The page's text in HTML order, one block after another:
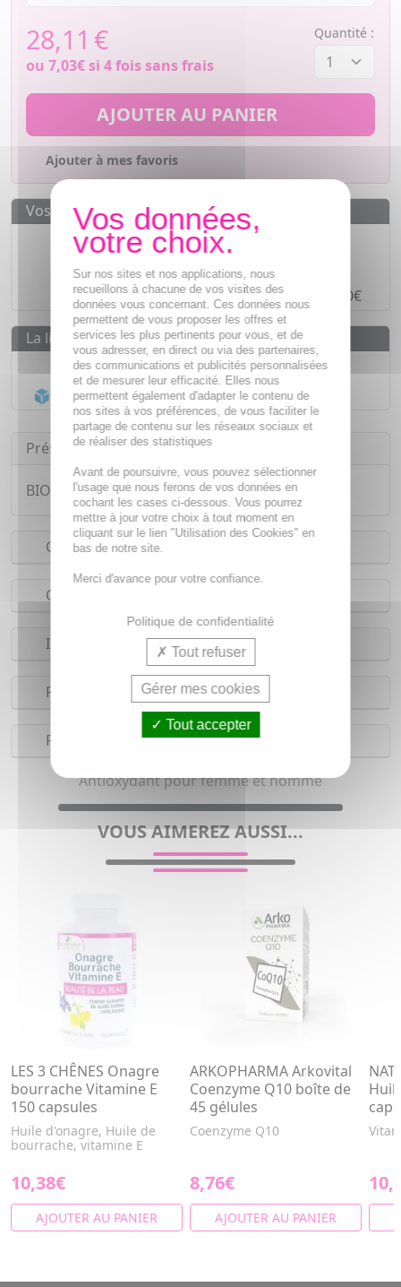
28,11 €
ou 7,03€si 4 fois sans frais
Quantité :
AJOUTER AU PANIER
Ajouter à mes favoris
Vos avantages
Des prixIMBATTABLES
Paiement en ligneSÉCURISÉ
Paiement en4 fois sans fraisà partir de 30€
La livraison
Livraison gratuite dès55€
Acheminement Chronoposten 24h*
Présentation
BIOCYTE Activ'in pulp x30
Conseils d'utilisation
Composition
Indications
Réserves
Précautions
Antioxydant pour femme et homme
VOUS AIMEREZ AUSSI...
LES 3 CHÊNES Onagre
bourrache Vitamine E
150 capsules
Huile d'onagre, Huile de
bourrache, vitamine E
10,38€
AJOUTER AU PANIER
ARKOPHARMA Arkovital
Coenzyme Q10 boîte de
45 gélules
Coenzyme Q10
8,76€
AJOUTER AU PANIER
Sur nos sites et nos applications, nous
recueillons à chacune de vos visites des
données vous concernant. Ces données nous
permettent de vous proposer les offres et
services les plus pertinents pour vous, et de
vous adresser, en direct ou via des partenaires,
des communications et publicités personnalisées
et de mesurer leur efficacité. Elles nous
permettent également d'adapter le contenu de
nos sites à vos préférences, de vous faciliter le
partage de contenu sur les réseaux sociaux et
de réaliser des statistiques
Avant de poursuivre, vous pouvez sélectionner
l'usage que nous ferons de vos données en
cochant les cases ci-dessous. Vous pourrez
mettre à jour votre choix à tout moment en
cliquant sur le lien "Utilisation des Cookies" en
bas de notre site.
Merci d'avance pour votre confiance.
Politique de confidentialité
Tout refuser
Gérer mes cookies
Tout accepter